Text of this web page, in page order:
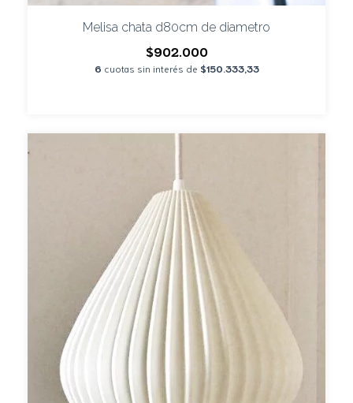
Melisa chata d80cm de diametro
$902.000
6 cuotas sin interés de $150.333,33